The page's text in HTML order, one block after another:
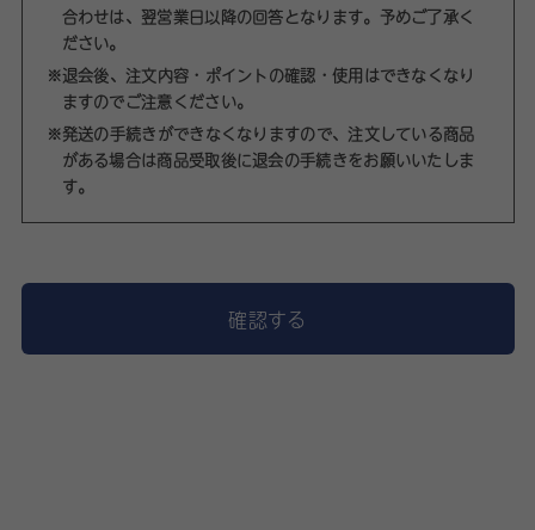
合わせは、翌営業日以降の回答となります。予めご了承く
ださい。
※退会後、注文内容・ポイントの確認・使用はできなくなり
ますのでご注意ください。
※発送の手続きができなくなりますので、注文している商品
がある場合は商品受取後に退会の手続きをお願いいたしま
す。
確認する